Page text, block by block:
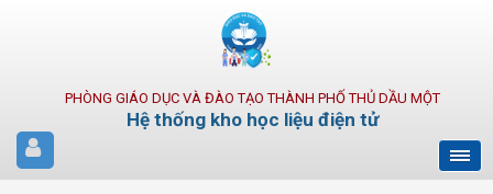
PHÒNG GIÁO DỤC VÀ ĐÀO TẠO THÀNH PHỐ THỦ DẦU MỘT
Hệ thống kho học liệu điện tử